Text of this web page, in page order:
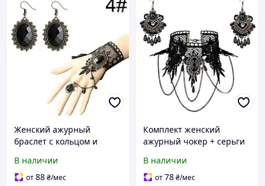
Женский ажурный
браслет с кольцом и
комплект [1839047]
Fashion Jewelry
В наличии
от88₴/мес
Комплект женский
ажурный чокер + серьги
Fashion Jewelry
В наличии
от78₴/мес